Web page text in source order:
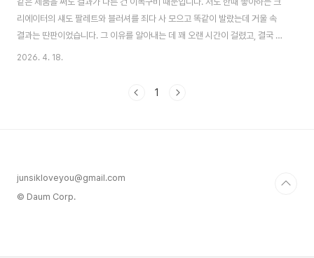
리에이터의 섀도 팔레트와 블러셔를 죄다 사 모으고 똑같이 발랐는데 거울 속
결과는 딴판이었습니다. 그 이유를 알아내는 데 꽤 오랜 시간이 걸렸고, 결국 제
품이 아니라 적용 방식이 문제였다는 걸 깨달았습니다. 색조 조합이 맞아야 메
분들이 꽤 많습니다. 저도 한동안 그 색 계열을 통째로 기피했습니다. 그런데 제
2026. 4. 18.
1
junsikloveyou@gmail.com
© Daum Corp.